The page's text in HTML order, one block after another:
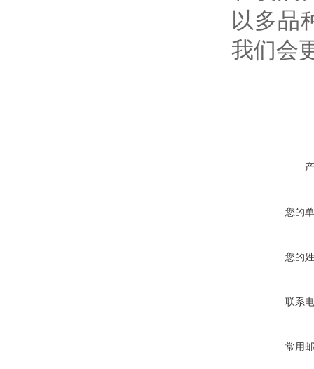
以多品
我们会
您的
您的
联系
常用